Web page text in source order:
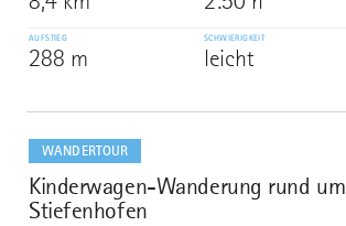
AUFSTIEG
288 m
SCHWIERIGKEIT
leicht
WANDERTOUR
8
Kinderwagen-Wanderung rund um
Stiefenhofen
dazu